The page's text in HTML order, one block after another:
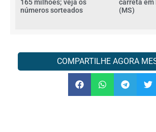
165 milhões; veja os
números sorteados
carreta em
(MS)
COMPARTILHE AGORA